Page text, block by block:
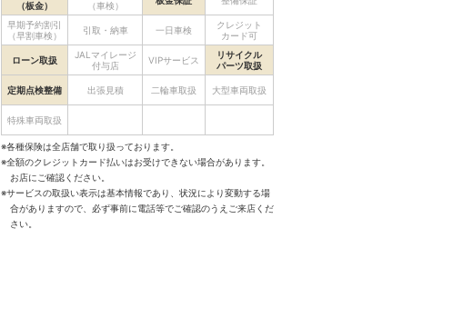
（板金）
（車検）
早期予約割引
（早割車検）
引取・納車 一日車検
クレジット
カード可
ローン取扱
JALマイレージ
付与店
VIPサービス
リサイクル
パーツ取扱
定期点検整備 出張見積 二輪車取扱 大型車両取扱
特殊車両取扱
※各種保険は全店舗で取り扱っております。
※全額のクレジットカード払いはお受けできない場合があります。
お店にご確認ください。
※サービスの取扱い表示は基本情報であり、状況により変動する場
合がありますので、必ず事前に電話等でご確認のうえご来店くだ
さい。